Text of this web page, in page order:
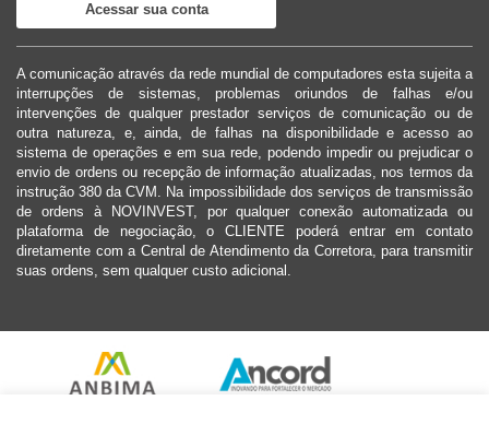
Acessar sua conta
A comunicação através da rede mundial de computadores esta sujeita a
interrupções de sistemas, problemas oriundos de falhas e/ou
intervenções de qualquer prestador serviços de comunicação ou de
outra natureza, e, ainda, de falhas na disponibilidade e acesso ao
sistema de operações e em sua rede, podendo impedir ou prejudicar o
envio de ordens ou recepção de informação atualizadas, nos termos da
instrução 380 da CVM. Na impossibilidade dos serviços de transmissão
de ordens à NOVINVEST, por qualquer conexão automatizada ou
plataforma de negociação, o CLIENTE poderá entrar em contato
diretamente com a Central de Atendimento da Corretora, para transmitir
suas ordens, sem qualquer custo adicional.